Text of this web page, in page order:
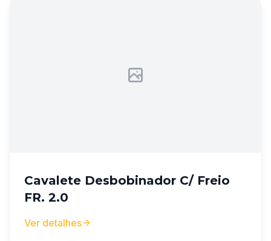
Cavalete Desbobinador C/ Freio
FR. 2.0
Ver detalhes